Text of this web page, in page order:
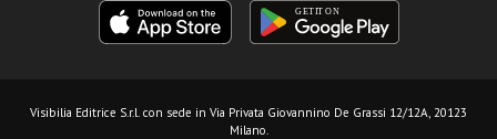
Visibilia Editrice S.r.l. con sede in Via Privata Giovannino De Grassi 12/12A, 20123
Milano.